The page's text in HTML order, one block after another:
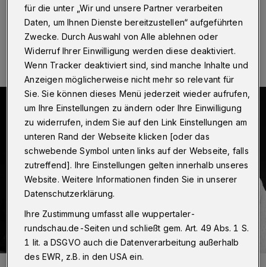
28.05.2026 , 09:00 Uhr Eine Minute Lesezeit
für die unter „Wir und unsere Partner verarbeiten
Daten, um Ihnen Dienste bereitzustellen“ aufgeführten
Zwecke. Durch Auswahl von Alle ablehnen oder
Widerruf Ihrer Einwilligung werden diese deaktiviert.
Wenn Tracker deaktiviert sind, sind manche Inhalte und
Anzeigen möglicherweise nicht mehr so relevant für
Sie. Sie können dieses Menü jederzeit wieder aufrufen,
um Ihre Einstellungen zu ändern oder Ihre Einwilligung
zu widerrufen, indem Sie auf den Link Einstellungen am
unteren Rand der Webseite klicken [oder das
schwebende Symbol unten links auf der Webseite, falls
zutreffend]. Ihre Einstellungen gelten innerhalb unseres
Website. Weitere Informationen finden Sie in unserer
Datenschutzerklärung.
Ihre Zustimmung umfasst alle wuppertaler-
rundschau.de-Seiten und schließt gem. Art. 49 Abs. 1 S.
1 lit. a DSGVO auch die Datenverarbeitung außerhalb
des EWR, z.B. in den USA ein.